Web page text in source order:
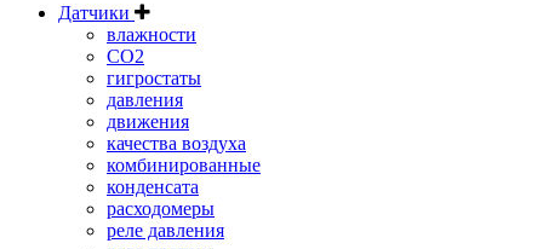
Датчики
влажности
CO2
гигростаты
давления
движения
качества воздуха
комбинированные
конденсата
расходомеры
реле давления